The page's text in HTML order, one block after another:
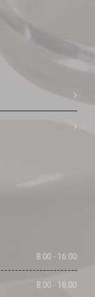
8:00 - 16:00
8:00 - 16:00